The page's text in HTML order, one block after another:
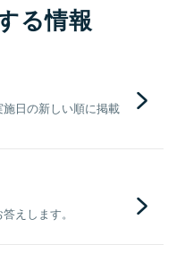
る情報
日の新しい順に掲載
えします。